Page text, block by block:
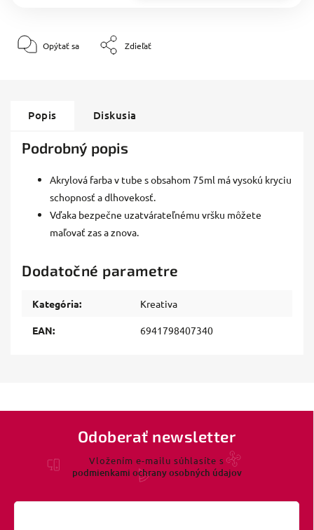
Opýtať sa Zdieľať
Popis Diskusia
Podrobný popis
Akrylová farba v tube s obsahom 75ml má vysokú kryciu
schopnosť a dlhovekosť.
Vďaka bezpečne uzatvárateľnému vršku môžete
maľovať zas a znova.
Dodatočné parametre
Kategória: Kreativa
EAN: 6941798407340
Odoberať newsletter
Vložením e-mailu súhlasíte s
podmienkami ochrany osobných údajov